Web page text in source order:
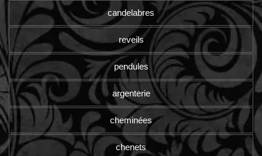
candelabres
reveils
pendules
argenterie
cheminées
chenets